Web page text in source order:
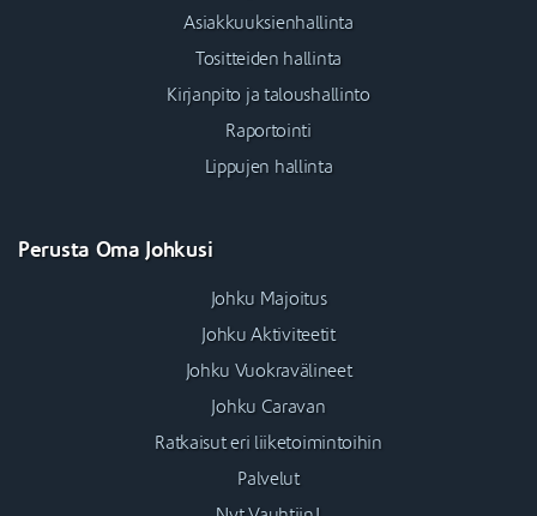
Asiakkuuksienhallinta
Tositteiden hallinta
Kirjanpito ja taloushallinto
Raportointi
Lippujen hallinta
Perusta Oma Johkusi
Johku Majoitus
Johku Aktiviteetit
Johku Vuokravälineet
Johku Caravan
Ratkaisut eri liiketoimintoihin
Palvelut